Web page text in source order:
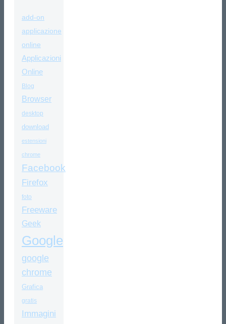
add-on
applicazione
online
Applicazioni
Online
Blog
Browser
desktop
download
estensioni
chrome
Facebook
Firefox
foto
Freeware
Geek
Google
google
chrome
Grafica
gratis
Immagini